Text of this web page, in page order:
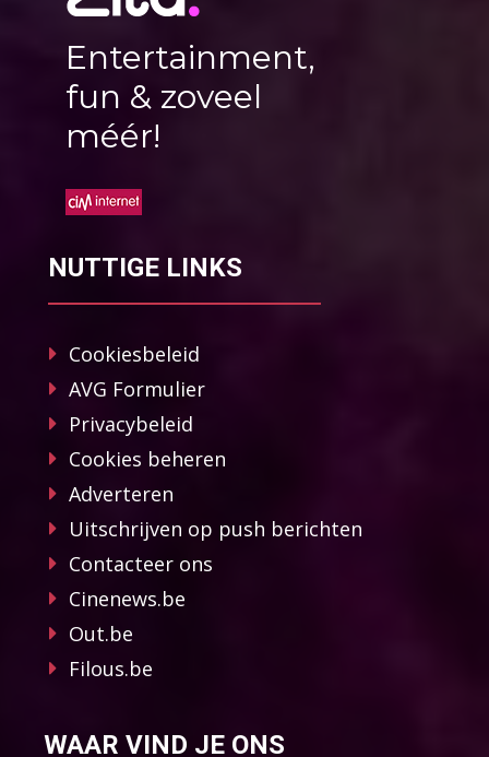
Entertainment,
fun & zoveel
méér!
NUTTIGE LINKS
Cookiesbeleid
AVG Formulier
Privacybeleid
Cookies beheren
Adverteren
Uitschrijven op push berichten
Contacteer ons
Cinenews.be
Out.be
Filous.be
WAAR VIND JE ONS